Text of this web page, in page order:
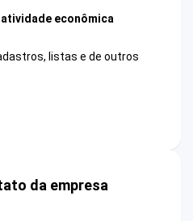
econômica
listas e de outros
da empresa